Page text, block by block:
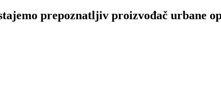
prepoznatljiv proizvođač urbane